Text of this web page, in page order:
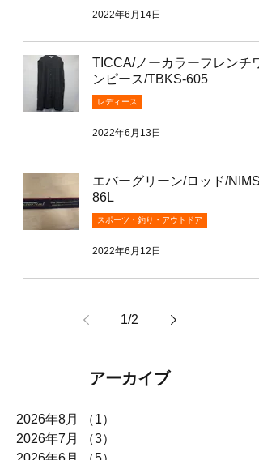
2022年6月14日
TICCA/ノーカラーフレンチワ
ンピース/TBKS-605
レディース
2022年6月13日
エバーグリーン/ロッド/NIMS-
86L
スポーツ・釣り・アウトドア
2022年6月12日
1/2
アーカイブ
2026年8月 （1）
2026年7月
（3）